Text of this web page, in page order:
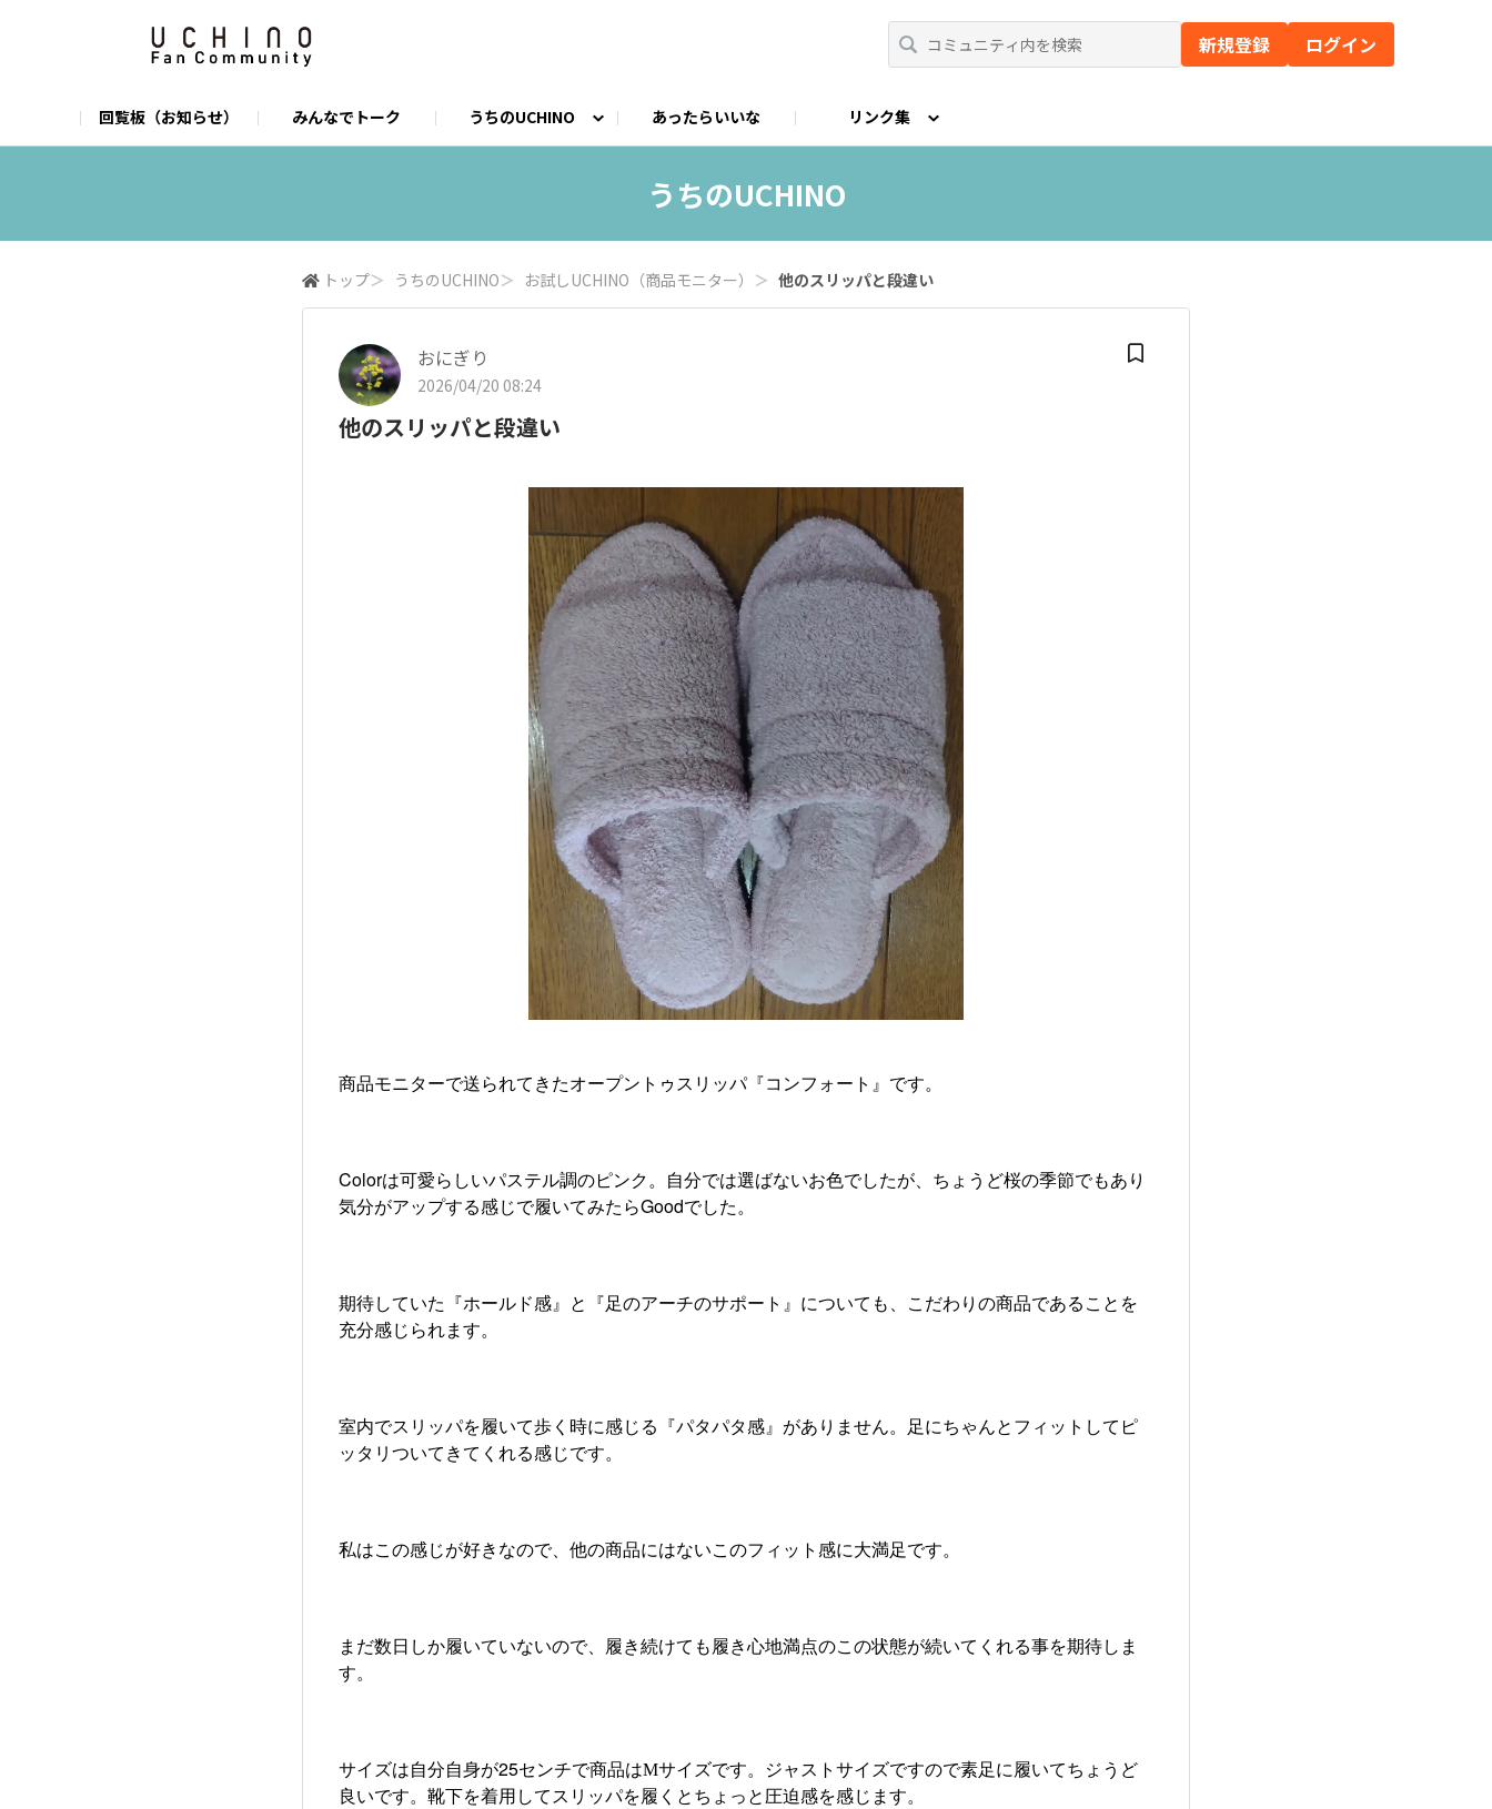
新規登録 ログイン
回覧板（お知らせ） みんなでトーク うちのUCHINO あったらいいな リンク集
うちのUCHINO
トップ＞ うちのUCHINO＞ お試しUCHINO（商品モニター） ＞ 他のスリッパと段違い
おにぎり
2026/04/20 08:24
他のスリッパと段違い
商品モニターで送られてきたオープントゥスリッパ『コンフォート』です。
Colorは可愛らしいパステル調のピンク。自分では選ばないお色でしたが、ちょうど桜の季節でもあり
気分がアップする感じで履いてみたらGoodでした。
期待していた『ホールド感』と『足のアーチのサポート』についても、こだわりの商品であることを
充分感じられます。
室内でスリッパを履いて歩く時に感じる『パタパタ感』がありません。足にちゃんとフィットしてピ
ッタリついてきてくれる感じです。
私はこの感じが好きなので、他の商品にはないこのフィット感に大満足です。
まだ数日しか履いていないので、履き続けても履き心地満点のこの状態が続いてくれる事を期待しま
す。
サイズは自分自身が25センチで商品はМサイズです。ジャストサイズですので素足に履いてちょうど
良いです。靴下を着用してスリッパを履くとちょっと圧迫感を感じます。